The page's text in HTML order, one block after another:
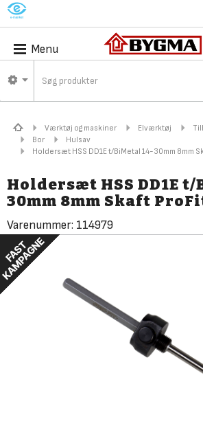
M
Menu
Værktøj og maskiner Elværktøj
Bor
Hulsav
Holdersæt HSS DD1E t/BiMetal 14-30mm 8mm
Holdersæt HSS DD1E t/
30mm 8mm Skaft
Varenummer: 114979